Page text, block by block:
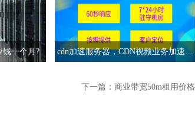
钱一个月? cdn加速服务器，CDN视频业务加速原
下一篇： 商业带宽50m租用价格